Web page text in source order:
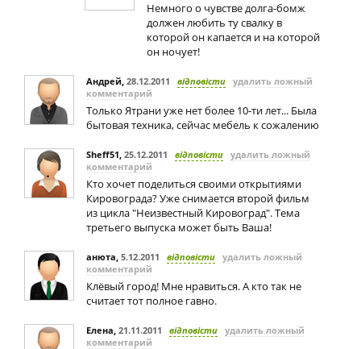
Немного о чувстве долга-бомж
должен любить ту свалку в
которой он капается и на которой
он ночует!
Андрей, 28.12.2011 відповісти удалить ложный
комментарий
Только Ятрани уже нет более 10-ти лет... Была
бытовая техника, сейчас мебель к сожалению
Sheff51, 25.12.2011 відповісти удалить ложный
комментарий
Кто хочет поделиться своими открытиями
Кировограда? Уже снимается второй фильм
из цикла "Неизвестный Кировоград". Тема
третьего выпуска может быть Ваша!
анюта, 5.12.2011 відповісти удалить ложный
комментарий
Клёвый город! Мне нравиться. А кто так не
считает тот полное гавно.
Елена, 21.11.2011 відповісти удалить ложный
комментарий